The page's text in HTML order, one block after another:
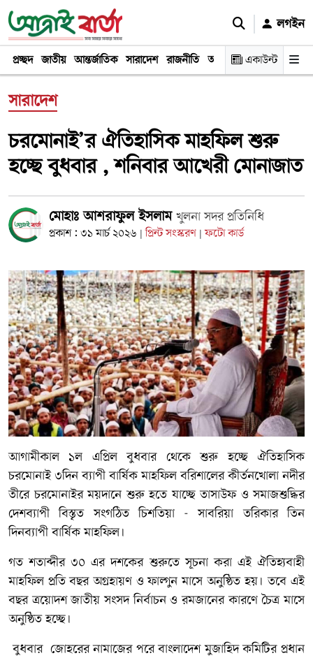
লগইন
প্রচ্ছদ জাতীয় আন্তর্জাতিক সারাদেশ রাজনীতি অর্থনীতি খেলা বিনোদন
একাউন্ট
সারাদেশ
চরমোনাই’র ঐতিহাসিক মাহফিল শুরু
হচ্ছে বুধবার , শনিবার আখেরী মোনাজাত
মোহাঃ আশরাফুল ইসলাম খুলনা সদর প্রতিনিধি
প্রকাশ : ৩১ মার্চ ২০২৬ | প্রিন্ট সংস্করণ | ফটো কার্ড
আগামীকাল ১ল এপ্রিল বুধবার থেকে শুরু হচ্ছে ঐতিহাসিক
চরমোনাই ৩দিন ব্যাপী বার্ষিক মাহফিল বরিশালের কীর্তনখোলা নদীর
তীরে চরমোনাইর ময়দানে শুরু হতে যাচ্ছে তাসাউফ ও সমাজশুদ্ধির
দেশব্যাপী বিস্তৃত সংগঠিত চিশতিয়া - সাবরিয়া তরিকার তিন
দিনব্যাপী বার্ষিক মাহফিল।
গত শতাব্দীর ৩০ এর দশকের শুরুতে সূচনা করা এই ঐতিহ্যবাহী
মাহফিল প্রতি বছর অগ্রহায়ণ ও ফাল্গুন মাসে অনুষ্ঠিত হয়। তবে এই
বছর ত্রয়োদশ জাতীয় সংসদ নির্বাচন ও রমজানের কারণে চৈত্র মাসে
অনুষ্ঠিত হচ্ছে।
বুধবার জোহরের নামাজের পরে বাংলাদেশ মুজাহিদ কমিটির প্রধান